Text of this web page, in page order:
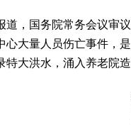
道，国务院常务会议审
心大量人员伤亡事件，
特大洪水，涌入养老院